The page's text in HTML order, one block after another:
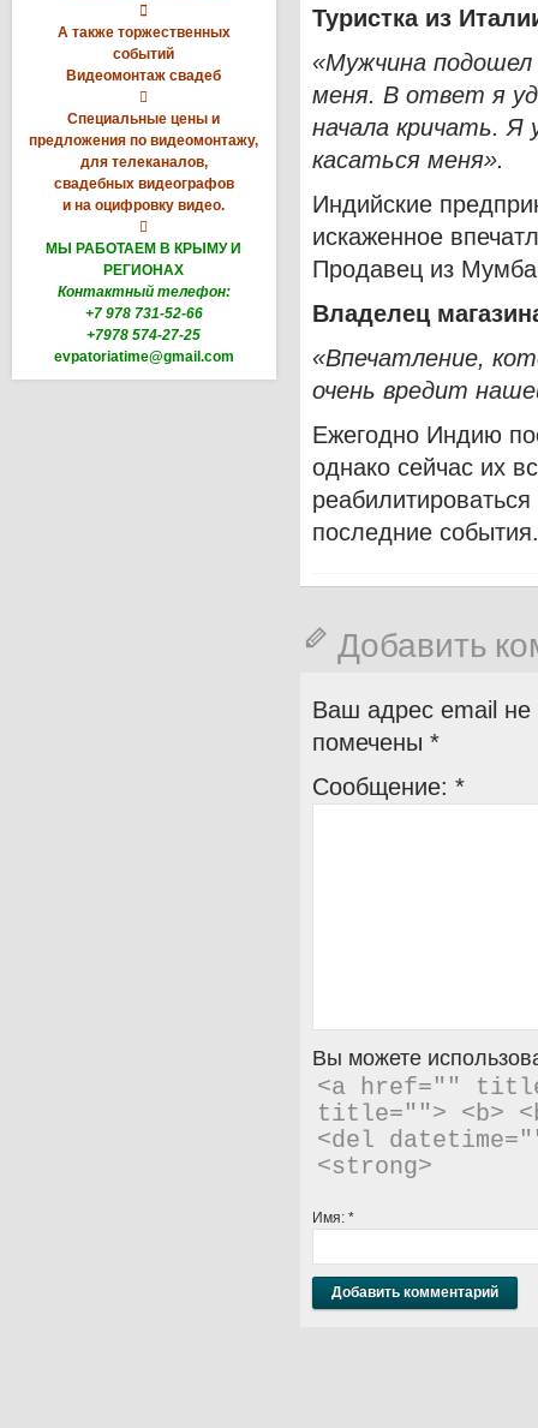

А также торжественных
событий
Видеомонтаж свадеб

Специальные цены и
предложения по видеомонтажу,
для телеканалов,
свадебных видеографов
и на оцифровку видео.

МЫ РАБОТАЕМ В КРЫМУ И
РЕГИОНАХ
Контактный телефон:
+7 978 731-52-66
+7978 574-27-25
evpatoriatime@gmail.com
Туристка из
«Мужчина подошел
меня. В ответ я
начала кричать. Я
касаться меня».
Индийские
искаженное
Продавец из
Владелец
«Впечатление,
очень вредит
Ежегодно Индию
однако сейчас их
последние события.
Добавить
Ваш адрес email не
помечены *
Сообщение: *
Вы можете
<a href=""
title=""> <b>
<del
<strong>
Имя: *